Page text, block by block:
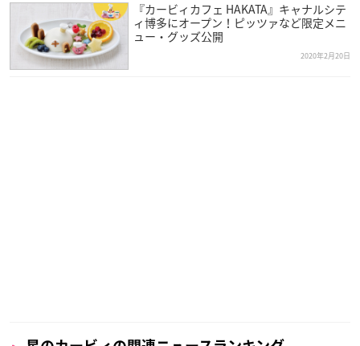
『カービィカフェ HAKATA』キャナルシテ
ィ博多にオープン！ピッツァなど限定メニ
ュー・グッズ公開
2020年2月20日